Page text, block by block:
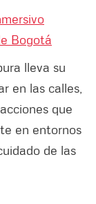
Bogotá
lleva su
en las calles,
que
en entornos
de las